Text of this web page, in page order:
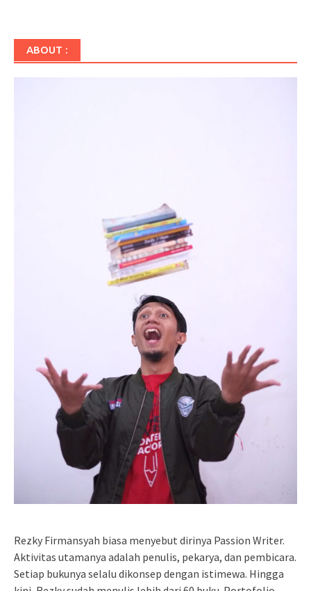
ABOUT :
Rezky Firmansyah biasa menyebut dirinya Passion Writer.
Aktivitas utamanya adalah penulis, pekarya, dan pembicara.
Setiap bukunya selalu dikonsep dengan istimewa. Hingga